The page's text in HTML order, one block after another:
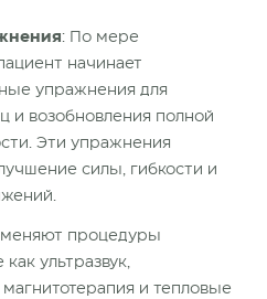
: По мере
начинает
упражнения для
и возобновления полной
. Эти упражнения
силы, гибкости и
процедуры
ультразвук,
и тепловые